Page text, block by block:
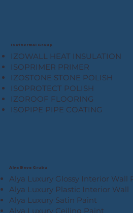
Isothermal Group
IZOWALL HEAT INSULATION
ISOPRIMER PRIMER
IZOSTONE STONE POLISH
ISOPROTECT POLISH
IZOROOF FLOORING
ISOPIPE PIPE COATING
Alya Boya Grubu
Alya Luxury Glossy Interior Wall
Alya Luxury Plastic Interior Wall
Alya Luxury Satin Paint
Alya Luxury Ceiling Paint